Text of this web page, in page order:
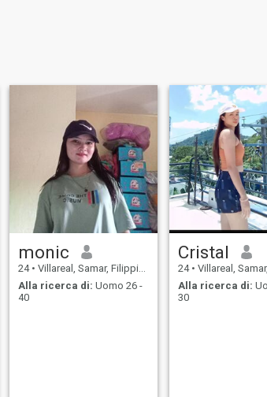
monic
24 • Villareal, Samar, Filippine
Alla ricerca di: Uomo 26 -
40
Cristal
24 • Villareal, Samar,
Alla ricerca di:
30